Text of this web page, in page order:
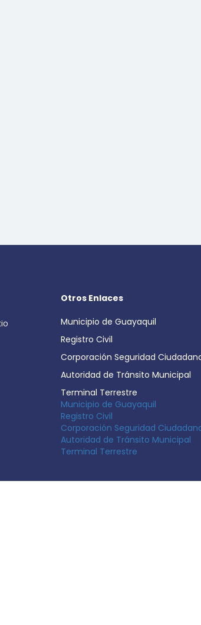
Otros Enlaces
Municipio de Guayaquil
Registro Civil
Corporación Seguridad
Autoridad de Tránsito Municipal
Terminal Terrestre
Municipio de Guayaquil
Registro Civil
Corporación Seguridad
Autoridad de Tránsito Municipal
Terminal Terrestre